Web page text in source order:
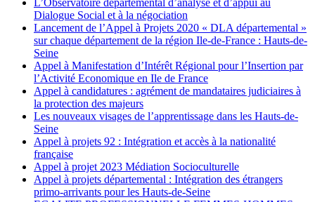
Dialogue Social et à la négociation
Lancement de l’Appel à Projets 2020 « DLA départemental »
sur chaque département de la région Ile-de-France : Hauts-de-
Seine
Appel à Manifestation d’Intérêt Régional pour l’Insertion par
l’Activité Economique en Ile de France
Appel à candidatures : agrément de mandataires judiciaires à
la protection des majeurs
Les nouveaux visages de l’apprentissage dans les Hauts-de-
Seine
Appel à projets 92 : Intégration et accès à la nationalité
française
Appel à projet 2023 Médiation Socioculturelle
Appel à projets départemental : Intégration des étrangers
primo-arrivants pour les Hauts-de-Seine